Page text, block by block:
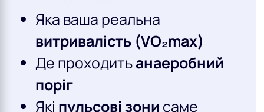
Яка ваша реальна
витривалість (VO₂max)
Де проходитьанаеробний
поріг
Які пульсові зони саме